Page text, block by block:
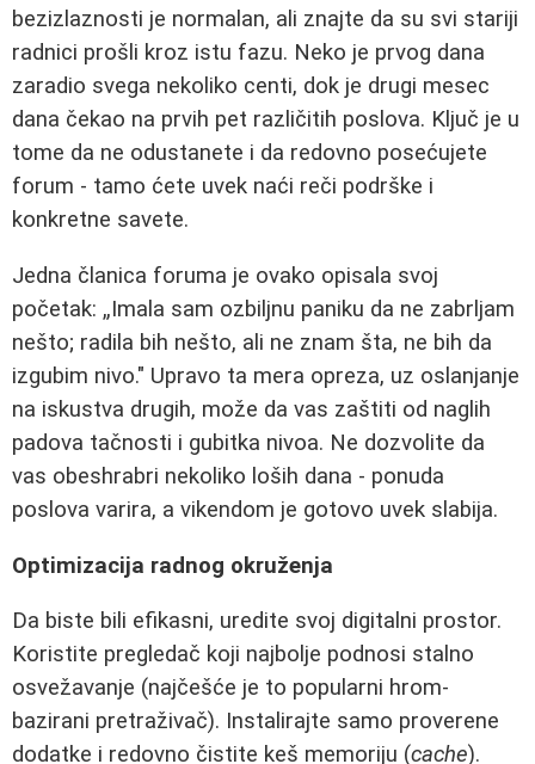
bezizlaznosti je normalan, ali znajte da su svi stariji
radnici prošli kroz istu fazu. Neko je prvog dana
zaradio svega nekoliko centi, dok je drugi mesec
dana čekao na prvih pet različitih poslova. Ključ je u
tome da ne odustanete i da redovno posećujete
forum - tamo ćete uvek naći reči podrške i
konkretne savete.
Jedna članica foruma je ovako opisala svoj
početak: „Imala sam ozbiljnu paniku da ne zabrljam
nešto; radila bih nešto, ali ne znam šta, ne bih da
izgubim nivo." Upravo ta mera opreza, uz oslanjanje
na iskustva drugih, može da vas zaštiti od naglih
padova tačnosti i gubitka nivoa. Ne dozvolite da
vas obeshrabri nekoliko loših dana - ponuda
poslova varira, a vikendom je gotovo uvek slabija.
Optimizacija radnog okruženja
Da biste bili efikasni, uredite svoj digitalni prostor.
Koristite pregledač koji najbolje podnosi stalno
osvežavanje (najčešće je to popularni hrom-
bazirani pretraživač). Instalirajte samo proverene
dodatke i redovno čistite keš memoriju (cache).